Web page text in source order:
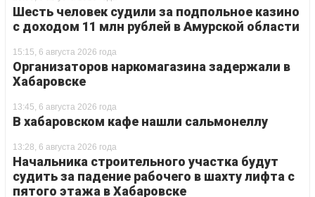
Шесть человек судили за подпольное казино
с доходом 11 млн рублей в Амурской области
15:15, 6 августа 2026 года
Организаторов наркомагазина задержали в
Хабаровске
13:45, 6 августа 2026 года
В хабаровском кафе нашли сальмонеллу
13:28, 6 августа 2026 года
Начальника строительного участка будут
судить за падение рабочего в шахту лифта с
пятого этажа в Хабаровске